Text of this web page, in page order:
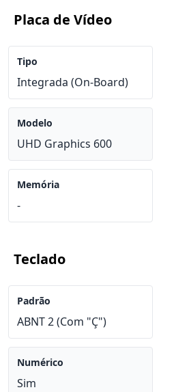
Placa de Vídeo
Tipo
Integrada (On-Board)
Modelo
UHD Graphics 600
Memória
-
Teclado
Padrão
ABNT 2 (Com "Ç")
Numérico
Sim